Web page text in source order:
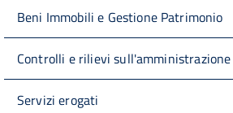
Beni Immobili e Gestione Patrimonio
Controlli e rilievi sull'amministrazione
Servizi erogati